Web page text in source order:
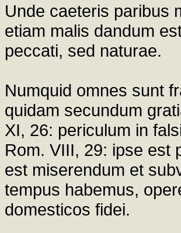
Unde caeteris paribus
etiam malis dandum
peccati, sed naturae.
Numquid omnes sunt
quidam secundum
XI, 26: periculum in
Rom. VIII, 29: ipse est
est miserendum et
tempus habemus,
domesticos fidei.